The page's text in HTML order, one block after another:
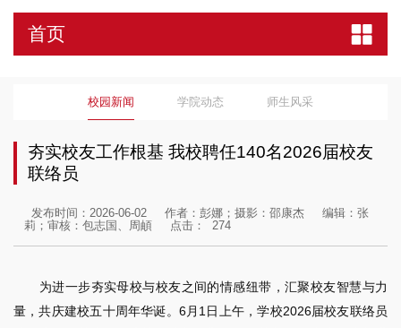
首页
校园新闻 学院动态 师生风采
夯实校友工作根基 我校聘任140名2026届校友
联络员
发布时间：2026-06-02 作者：彭娜；摄影：邵康杰
编辑：张
莉；审核：包志国、周頔
点击： 274
为进一步夯实母校与校友之间的情感纽带，汇聚校友智慧与力
量，共庆建校五十周年华诞。6月1日上午，学校2026届校友联络员